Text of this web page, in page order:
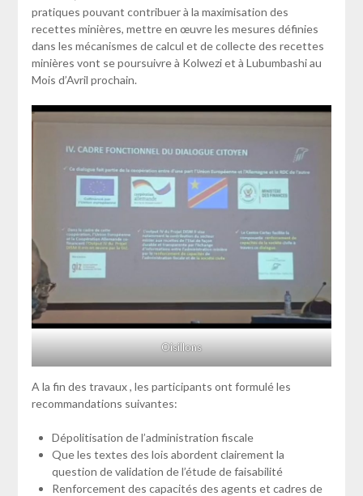
pratiques pouvant contribuer à la maximisation des
recettes minières, mettre en œuvre les mesures définies
dans les mécanismes de calcul et de collecte des recettes
minières vont se poursuivre à Kolwezi et à Lubumbashi au
Mois d’Avril prochain.
Oisillons
A la fin des travaux , les participants ont formulé les
recommandations suivantes:
Dépolitisation de l’administration fiscale
Que les textes des lois abordent clairement la
question de validation de l’étude de faisabilité
Renforcement des capacités des agents et cadres de